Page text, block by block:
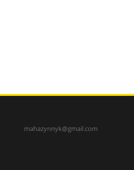
mahazynnyk@gmail.com